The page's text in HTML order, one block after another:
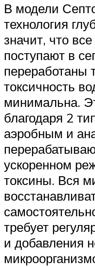
В модели
технология
значит, что
поступают в
переработаны
токсичность
минимальна.
благодаря 2
аэробным и
ускоренном
токсины. Вся
требует
и добавления